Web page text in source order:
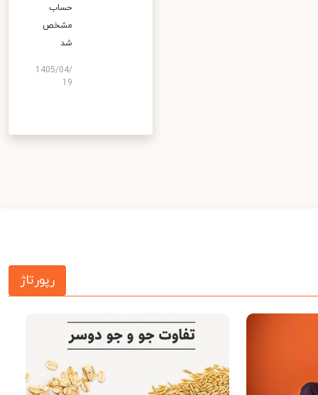
حساب
مشخص
شد
1405/04/
19
رپورتاژ